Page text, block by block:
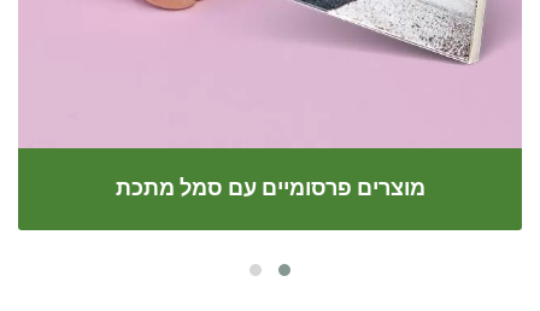
מוצרים פרסומיים עם סמל מתכת